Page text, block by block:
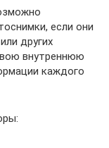
если они
других
внутреннюю
каждого